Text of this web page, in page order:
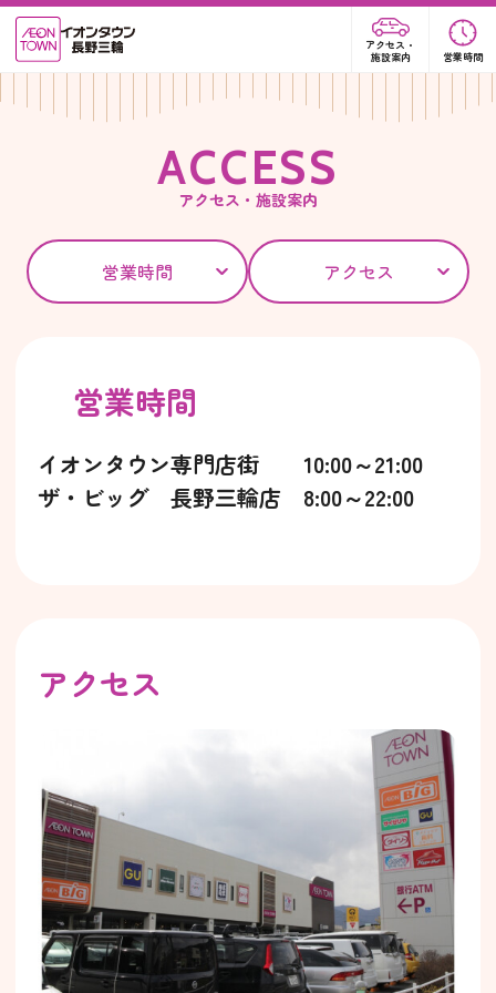
アクセス・
施設案内
営業時間
ACCESS
アクセス・施設案内
営業時間 アクセス
営業時間
イオンタウン専門店街 10:00～21:00
ザ・ビッグ 長野三輪店 8:00～22:00
アクセス